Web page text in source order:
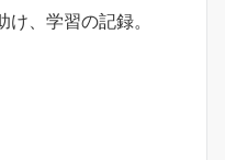
け、学習の記録。